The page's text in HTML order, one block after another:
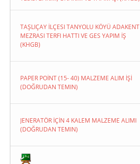
TAŞLIÇAY İLÇESI TANYOLU KÖYÜ ADAKENT
MEZRASI TERFI HATTI VE GES YAPIM İŞ
(KHGB)
PAPER POİNT (15- 40) MALZEME ALIM İŞİ
(DOĞRUDAN TEMIN)
JENERATÖR İÇİN 4 KALEM MALZEME ALIMI
(DOĞRUDAN TEMIN)